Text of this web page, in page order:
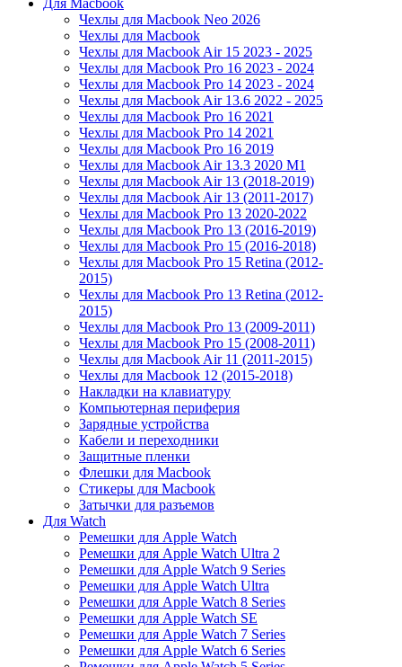
Для Macbook
Чехлы для Macbook Neo 2026
Чехлы для Macbook
Чехлы для Macbook Air 15 2023 - 2025
Чехлы для Macbook Pro 16 2023 - 2024
Чехлы для Macbook Pro 14 2023 - 2024
Чехлы для Macbook Air 13.6 2022 - 2025
Чехлы для Macbook Pro 16 2021
Чехлы для Macbook Pro 14 2021
Чехлы для Macbook Pro 16 2019
Чехлы для Macbook Air 13.3 2020 M1
Чехлы для Macbook Air 13 (2018-2019)
Чехлы для Macbook Air 13 (2011-2017)
Чехлы для Macbook Pro 13 2020-2022
Чехлы для Macbook Pro 13 (2016-2019)
Чехлы для Macbook Pro 15 (2016-2018)
Чехлы для Macbook Pro 15 Retina (2012-
2015)
Чехлы для Macbook Pro 13 Retina (2012-
2015)
Чехлы для Macbook Pro 13 (2009-2011)
Чехлы для Macbook Pro 15 (2008-2011)
Чехлы для Macbook Air 11 (2011-2015)
Чехлы для Macbook 12 (2015-2018)
Накладки на клавиатуру
Компьютерная периферия
Зарядные устройства
Кабели и переходники
Защитные пленки
Флешки для Macbook
Стикеры для Macbook
Затычки для разъемов
Для Watch
Ремешки для Apple Watch
Ремешки для Apple Watch Ultra 2
Ремешки для Apple Watch 9 Series
Ремешки для Apple Watch Ultra
Ремешки для Apple Watch 8 Series
Ремешки для Apple Watch SE
Ремешки для Apple Watch 7 Series
Ремешки для Apple Watch 6 Series